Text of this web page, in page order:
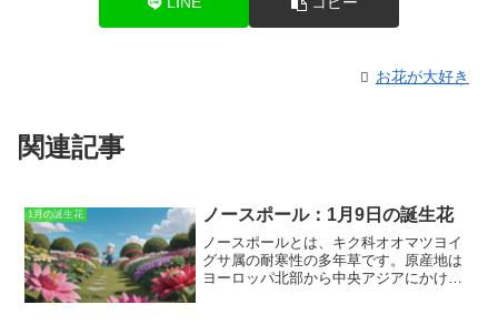
お花が大好き
関連記事
1月の誕生花 ノースポール：1月9日の誕生花
ノースポールとは 、キク科オオマツヨイ
グサ属の耐寒性の多年草です。原産地は
ヨーロッパ北部から中央アジアにかけて